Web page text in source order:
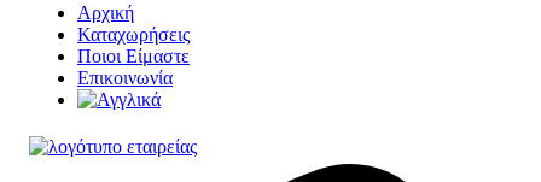
Αρχική
Καταχωρήσεις
Ποιοι Είμαστε
Επικοινωνία